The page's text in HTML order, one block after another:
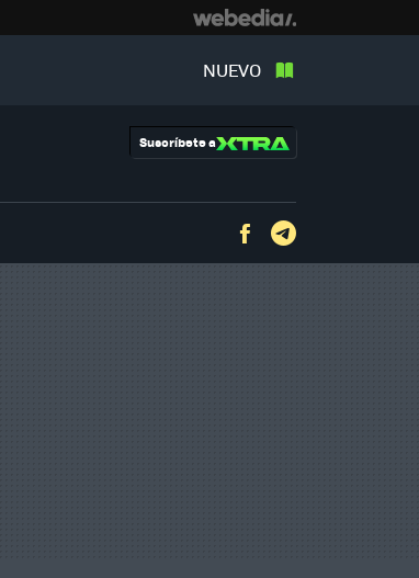
NUEVO
Suscríbete a
Facebook